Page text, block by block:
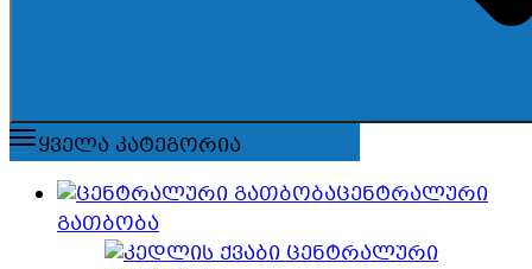
ყველა კატეგორია
ცენტრალური
გათბობა